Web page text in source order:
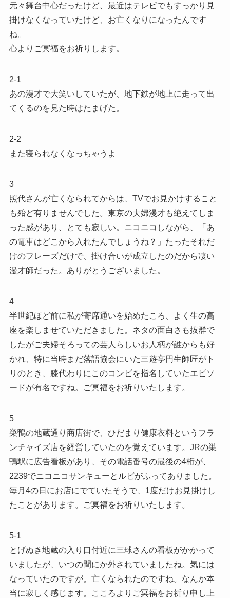
元々舞台中心だったけど、最近はテレビでもすっかり見
掛けなくなっていたけど、お亡くなりになったんです
ね。
心よりご冥福をお祈りします。
2-1
あの漫才で大笑いしていたが、地下鉄が地上に走って出
てくるのを見た時はたまげた。
2-2
また寝られなくなっちゃうよ
3
照代さんが亡くなられてからは、TVでお見かけすること
も殆ど有りませんでした。東京の夫婦漫才も絶えてしま
った感があり、とても寂しい。ニコニコしながら、「あ
の電車はどこから入れたんでしょうね？」たったそれだ
けのフレーズだけで、掛け合いが成立したのだから凄い
漫才師だった。ありがとうございました。
4
半世紀ほど前に私が寄席通いを始めたころ、よく生の高
座を楽しませていただきました。ネタの面白さも抜群で
したがご夫婦そろっての芸人らしいお人柄が誰からも好
かれ、特に当時まだ落語協会にいた三遊亭円生師匠がト
リのとき、膝代わりにこのコンビを指名していたエピソ
ードが有名ですね。ご冥福をお祈りいたします。
5
巣鴨の地蔵通り商店街で、ひだまり健康衣料というフラ
ンチャイズ店を経営していたのを覚えています。JRの巣
鴨駅に広告看板があり、その電話番号の最後の4桁が、
2239でニコニコサンキューとルビがふってありました。
毎月4の日にお店にでていたそうで、1度だけお見掛けし
たことがあります。ご冥福をお祈りいたします。
5-1
とげぬき地蔵の入り口付近に三球さんの看板がかかって
いましたが、いつの間にか外されていましたね。気には
なっていたのですが。亡くなられたのですね。なんか本
当に寂しく感じます。こころよりご冥福をお祈り申し上